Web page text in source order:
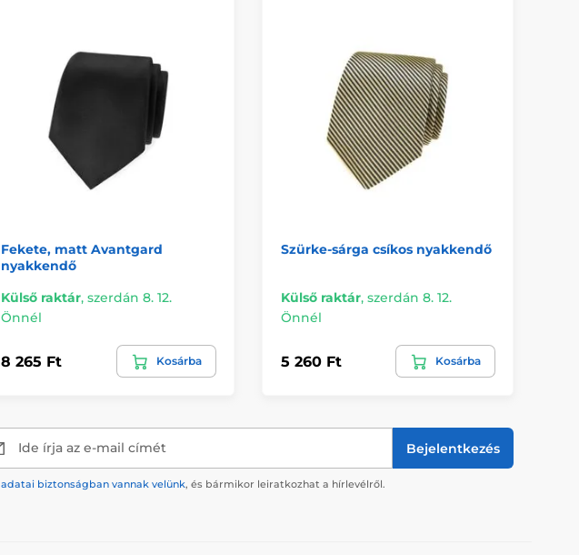
Fekete, matt Avantgard
nyakkendő
Külső raktár, szerdán 8. 12.
Önnél
8 265 Ft Kosárba
Szürke-sárga csíkos nyakkendő
Külső raktár, szerdán 8. 12.
Önnél
5 260 Ft Kosárba
Ide írja az e-mail címét Bejelentkezés
adatai biztonságban vannak velünk, és bármikor leiratkozhat a hírlevélről.